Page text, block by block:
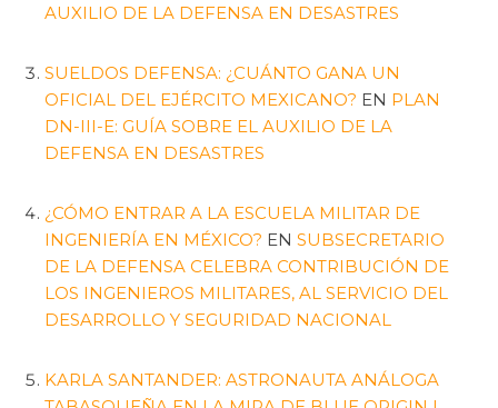
AUXILIO DE LA DEFENSA EN DESASTRES
SUELDOS DEFENSA: ¿CUÁNTO GANA UN
OFICIAL DEL EJÉRCITO MEXICANO? EN PLAN
DN-III-E: GUÍA SOBRE EL AUXILIO DE LA
DEFENSA EN DESASTRES
¿CÓMO ENTRAR A LA ESCUELA MILITAR DE
INGENIERÍA EN MÉXICO? EN SUBSECRETARIO
DE LA DEFENSA CELEBRA CONTRIBUCIÓN DE
LOS INGENIEROS MILITARES, AL SERVICIO DEL
DESARROLLO Y SEGURIDAD NACIONAL
KARLA SANTANDER: ASTRONAUTA ANÁLOGA